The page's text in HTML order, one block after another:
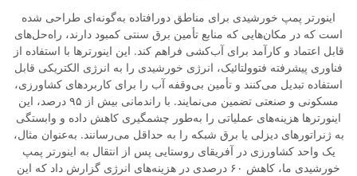
اینورتر پمپ خورشیدی برای مناطق دورافتاده به‌گونه‌ای طراحی شده
است که در مکان‌هایی که منابع تأمین برق سنتی کمبود دارند، راه‌حل‌های
قابل اعتماد و کارآمد برای آب‌کشی فراهم کند. این اینورترها با استفاده از
فناوری پیشرفته فتوولتائیک، انرژی خورشیدی را به انرژی الکتریکی قابل
استفاده تبدیل می‌کنند و تأمین بی‌وقفه آب را برای کاربردهای کشاورزی،
مسکونی و صنعتی تضمین می‌نمایند. با راندمانی بیش از ۹۵ درصد، این
اینورترها هزینه‌های عملیاتی را به‌طور چشمگیری کاهش داده و وابستگی
به ژنراتورهای دیزلی یا برق شبکه را به حداقل می‌رسانند. به‌عنوان مثال،
یک واحد کشاورزی در آفریقای روستایی پس از انتقال به اینورتر پمپ
خورشیدی ما، کاهش ۶۰ درصدی در هزینه‌های انرژی گزارش داد که این